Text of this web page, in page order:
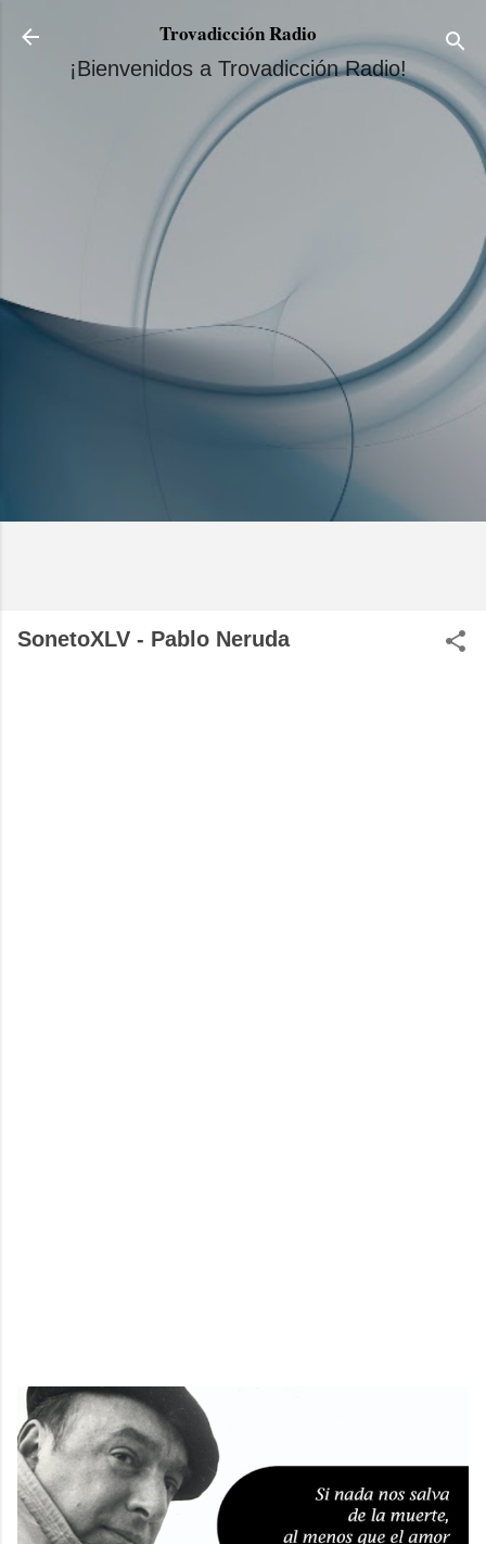
Ir al contenido principal
Trovadicción Radio
¡Bienvenidos a Trovadicción Radio!
SonetoXLV - Pablo Neruda